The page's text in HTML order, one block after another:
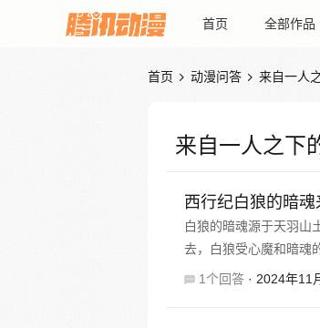
首页 全部作品
首页  动漫问答  来自一人
来自一人之下
西行纪白狼的暗魂
白狼的暗魂源于天羽山
去，白狼受心魔和暗魂
1个回答 · 2024年11